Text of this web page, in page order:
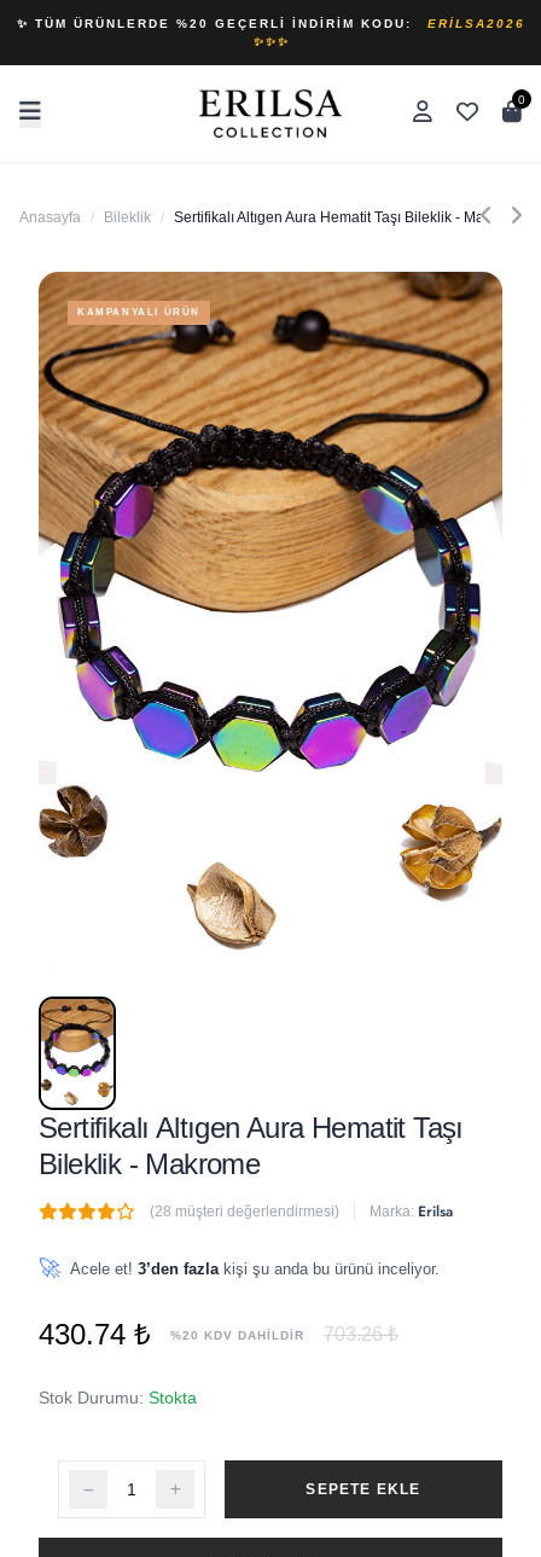
✨ TÜM ÜRÜNLERDE %20 GEÇERLI İNDIRIM KODU:
ERILSA2026
✨✨✨
0
Anasayfa / Bileklik / Sertifikalı Altıgen Aura Hematit Taşı Bileklik - Makrome
KAMPANYALI ÜRÜN
Sertifikalı Altıgen Aura Hematit Taşı
Bileklik - Makrome
(28 müşteri değerlendirmesi) Marka: Erilsa
🚀 Acele et! 3’den fazla kişi şu anda bu ürünü inceliyor.
430.74 ₺ %20 KDV DAHİLDİR 703.26 ₺
Stok Durumu: Stokta
SEPETE EKLE